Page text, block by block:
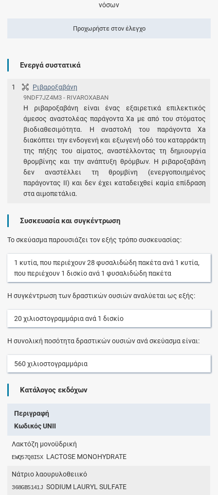
νόσων
Προχωρήστε στον έλεγχο
Ενεργά συστατικά
1 Ριβαροξαβάνη
9NDF7JZ4M3 - RIVAROXABAN
Η ριβαροξαβάνη είναι ένας εξαιρετικά επιλεκτικός
άμεσος αναστολέας παράγοντα Xa με από του στόματος
βιοδιαθεσιμότητα. Η αναστολή του παράγοντα Xa
διακόπτει την ενδογενή και εξωγενή οδό του καταρράκτη
της πήξης του αίματος, αναστέλλοντας τη δημιουργία
θρομβίνης και την ανάπτυξη θρόμβων. Η ριβαροξαβάνη
δεν αναστέλλει τη θρομβίνη (ενεργοποιημένος
παράγοντας II) και δεν έχει καταδειχθεί καμία επίδραση
στα αιμοπετάλια.
Συσκευασία και συγκέντρωση
Το σκεύασμα παρουσιάζει τον εξής τρόπο συσκευασίας:
1 κυτία, που περιέχουν28 φυσαλιδώδη πακέταανά 1 κυτία,
που περιέχουν 1 δισκίοανά 1 φυσαλιδώδη πακέτα
Η συγκέντρωση των δραστικών ουσιών αναλύεται ως εξής:
20 χιλιοστογραμμάριαανά 1 δισκίο
Η συνολική ποσότητα δραστικών ουσιών ανά σκεύασμα είναι:
560 χιλιοστογραμμάρια
Κατάλογος εκδόχων
Περιγραφή
Κωδικός UNII
Λακτόζη μονοϋδρική
EWQ57Q8I5X LACTOSE MONOHYDRATE
Νάτριο λαουρυλοθειικό
368GB5141J SODIUM LAURYL SULFATE